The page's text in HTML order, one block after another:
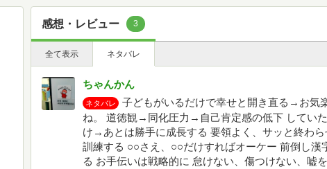
感想・レビュー 3
全て表示 ネタバレ
ちゃんかん
ネタバレ
子どもがいるだけで幸せと開き直る→お気
ね。 道徳観→同化圧力→自己肯定感の低下 してい
け→あとは勝手に成長する 要領よく、サッと終わ
訓練する ○○さえ、○○だけすればオーケー 前倒し漢
る お手伝いは戦略的に 怠けない、傷つけない、嘘